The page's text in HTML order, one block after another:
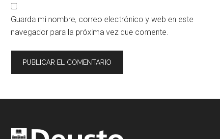
Guarda mi nombre, correo electrónico y web en este
navegador para la próxima vez que comente.